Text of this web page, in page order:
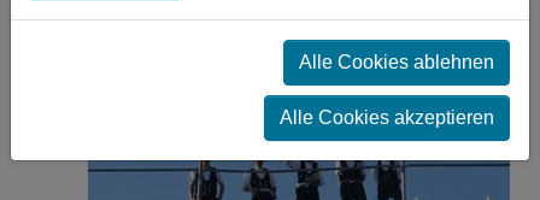
Alle Cookies ablehnen
Alle Cookies akzeptieren